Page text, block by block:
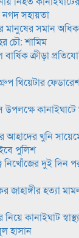
সহায়তা
মানুষের সমান
চৌ: শামিম
বার্ষিক ক্রীড়া
থিয়েটার
উপলক্ষে
আহাদের খুনি
পুলিশ
নিখোঁজের দুই দিন
জাহাঙ্গীর হত্যা
কানাইঘাট
হাসান